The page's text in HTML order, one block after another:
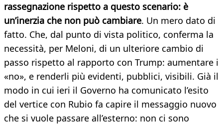
rassegnazione rispetto a questo scenario: è
un’inerzia che non può cambiare. Un mero dato di
fatto. Che, dal punto di vista politico, conferma la
necessità, per Meloni, di un ulteriore cambio di
passo rispetto al rapporto con Trump: aumentare i
«no», e renderli più evidenti, pubblici, visibili. Già il
modo in cui ieri il Governo ha comunicato l’esito
del vertice con Rubio fa capire il messaggio nuovo
che si vuole passare all’esterno: non ci sono